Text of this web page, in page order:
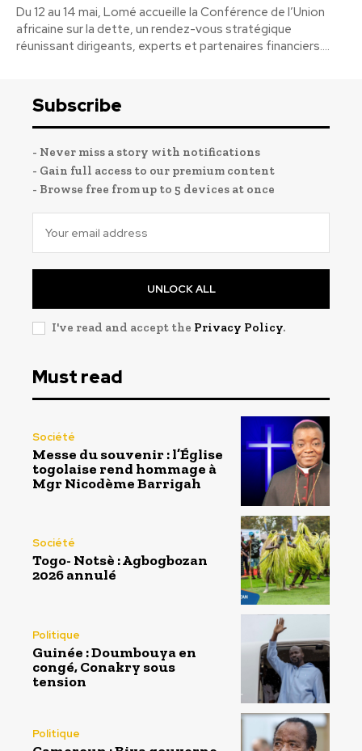
Du 12 au 14 mai, Lomé accueille la Conférence de l’Union
africaine sur la dette, un rendez-vous stratégique
réunissant dirigeants, experts et partenaires financiers....
Subscribe
- Never miss a story with notifications
- Gain full access to our premium content
- Browse free from up to 5 devices at once
UNLOCK ALL
I've read and accept the Privacy Policy.
Must read
Société
Messe du souvenir : l’Église
togolaise rend hommage à
Mgr Nicodème Barrigah
Société
Togo- Notsè : Agbogbozan
2026 annulé
Politique
Guinée : Doumbouya en
congé, Conakry sous
tension
Politique